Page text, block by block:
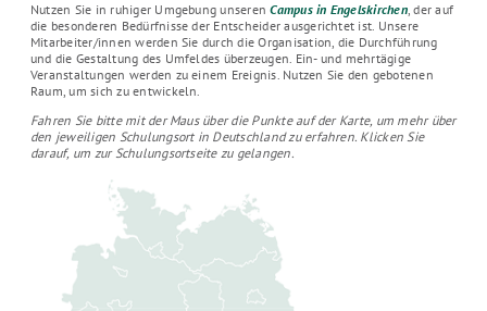
Nutzen Sie in ruhiger Umgebung unserenCampus in Engelskirchen, der auf
die besonderen Bedürfnisse der Entscheider ausgerichtet ist. Unsere
Mitarbeiter/innen werden Sie durch die Organisation, die Durchführung
und die Gestaltung des Umfeldes überzeugen. Ein- und mehrtägige
Veranstaltungen werden zu einem Ereignis. Nutzen Sie den gebotenen
Raum, um sich zu entwickeln.
Fahren Sie bitte mit der Maus über die Punkte auf der Karte, um mehr über
den jeweiligen Schulungsort in Deutschland zu erfahren. Klicken Sie
darauf, um zur Schulungsortseite zu gelangen.